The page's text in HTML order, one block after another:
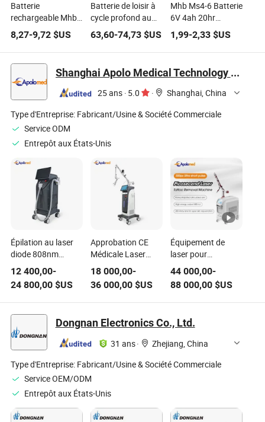
Batterie
rechargeable Mhb
Ms12-12b 12V
12ah pour
équipement
médical
8,27-9,72 $US
Batterie de loisir à
cycle profond au
plomb-acide Mhb
12V 100ah pour
équipements
63,60-74,73$US
Mhb Ms4-6 Batterie
6V 4ah 20hr
Batterie au plomb
rechargeable
scellée pour
médicaux
1,99-2,33$US
Shanghai Apolo Medical Technology Co., Ltd.
25 ans · 5.0 ·
Shanghai, China
Type d'Entreprise: Fabricant/Usine & Société Commerciale
Service ODM
Entrepôt aux États-Unis
Épilation au laser
diode 808nm
Machine approuvée
par le CE médical
12 400,00-
24 800,00 $US
Approbation CE
Médicale Laser
Fractionnel CO2
pour le
Resurfaçage de la
Peau
18 000,00-
36 000,00$US
Équipement de
laser pour
l'élimination de
tatouages
médicaux Pico,
appareil pour
rides, machine
tatouages et de
poils sans douleur,
dernière
44 000,00-
88 000,00$US
Dongnan Electronics Co., Ltd.
31 ans·
Zhejiang, China
Type d'Entreprise: Fabricant/Usine & Société Commerciale
Service OEM/ODM
Entrepôt aux États-Unis